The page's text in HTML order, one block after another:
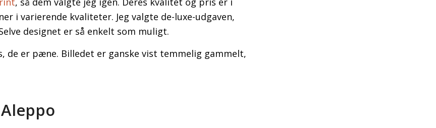
i varierende kvaliteter. Jeg valgte de-luxe-udgaven,
designet er så enkelt som muligt.
de er pæne. Billedet er ganske vist temmelig gammelt,